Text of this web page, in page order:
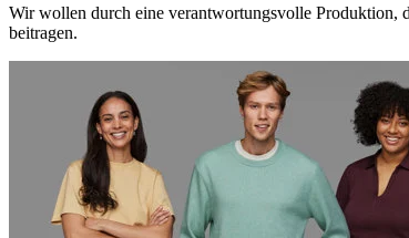
Wir wollen durch eine verantwortungsvolle Produktion,
beitragen.